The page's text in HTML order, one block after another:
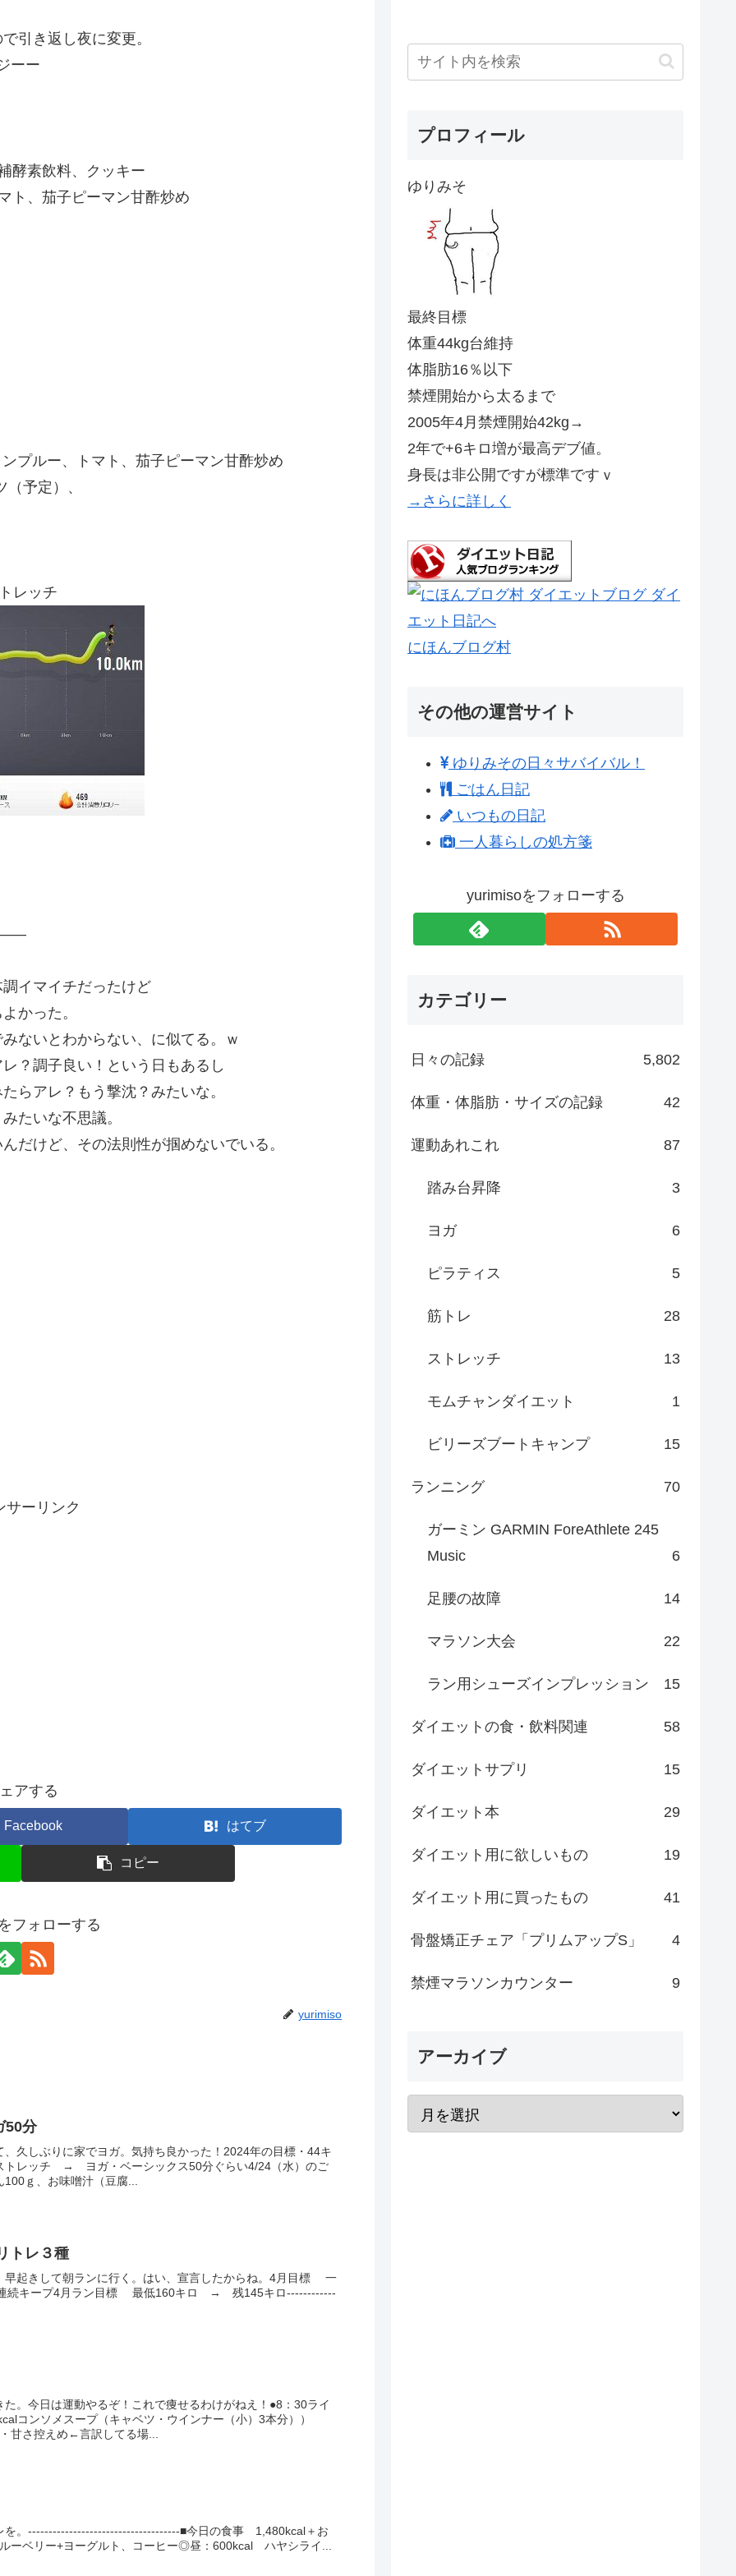
引き返し夜に変更。
ーー
酵素飲料、クッキー
ト、茄子ピーマン甘酢炒め
プルー、トマト、茄子ピーマン甘酢炒め
予定）、
レッチ
イマイチだったけど
かった。
ないとわからない、に似てる。ｗ
？調子良い！という日もあるし
らアレ？もう撃沈？みたいな。
たいな不思議。
だけど、その法則性が掴めないでいる。
サーリンク
アする
Facebook はてブ
コピー
フォローする
yurimiso
50分
久しぶりに家でヨガ。気持ち良かった！2024年の目標・44キ
トレッチ → ヨガ・ベーシックス50分ぐらい4/24（水）のご
ｇ、お味噌汁（豆腐...
トレ３種
早起きして朝ランに行く。はい、宣言したからね。4月目標 一
連続キープ4月ラン目標 最低160キロ → 残145キロ------------
。今日は運動やるぞ！これで痩せるわけがねえ！●8：30ライ
コンソメスープ（キャベツ・ウインナー（小）3本分））
甘さ控えめ←言訳してる場...
を。-------------------------------------■今日の食事 1,480kcal＋お
ーベリー+ヨーグルト、コーヒー◎昼：600kcal ハヤシライ...
プロフィール
ゆりみそ
最終目標
体重44kg台維持
体脂肪16％以下
禁煙開始から太るまで
2005年4月禁煙開始42kg→
2年で+6キロ増が最高デブ値。
身長は非公開ですが標準ですｖ
→さらに詳しく
にほんブログ村
その他の運営サイト
ゆりみその日々サバイバル！
ごはん日記
いつもの日記
一人暮らしの処方箋
yurimisoをフォローする
カテゴリー
日々の記録 5,802
体重・体脂肪・サイズの記録 42
運動あれこれ 87
踏み台昇降 3
ヨガ 6
ピラティス 5
筋トレ 28
ストレッチ 13
モムチャンダイエット 1
ビリーズブートキャンプ 15
ランニング 70
ガーミン GARMIN ForeAthlete 245
Music
6
足腰の故障 14
マラソン大会 22
ラン用シューズインプレッション 15
ダイエットの食・飲料関連 58
ダイエットサプリ 15
ダイエット本 29
ダイエット用に欲しいもの 19
ダイエット用に買ったもの 41
骨盤矯正チェア「プリムアップS」 4
禁煙マラソンカウンター 9
アーカイブ